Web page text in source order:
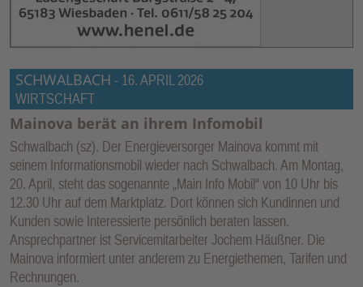
SCHWALBACH - 16. APRIL 2026
WIRTSCHAFT
Mainova berät an ihrem Infomobil
Schwalbach (sz). Der Energieversorger Mainova kommt mit
seinem Informationsmobil wieder nach Schwalbach. Am Montag,
20. April, steht das sogenannte „Main Info Mobil“ von 10 Uhr bis
12.30 Uhr auf dem Marktplatz. Dort können sich Kundinnen und
Kunden sowie Interessierte persönlich beraten lassen.
Ansprechpartner ist Servicemitarbeiter Jochem Häußner. Die
Mainova informiert unter anderem zu Energiethemen, Tarifen und
Rechnungen.